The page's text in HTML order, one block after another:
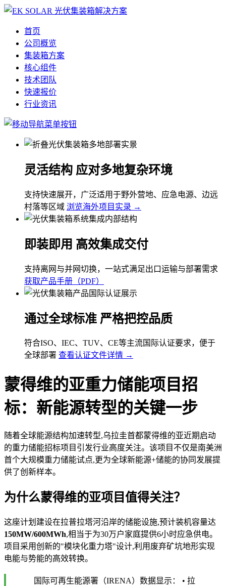
首页
公司概览
集装箱方案
核心组件
技术团队
快速报价
行业资讯
灵活结构 应对多地复杂环境
支持快速展开，广泛适用于野外营地、应急电源、边远
村落等区域 浏览海外项目实录 →
即装即用 高效集成交付
支持离网与并网切换，一站式满足出口运输与部署需求
获取产品手册（PDF）
通过全球标准 严格把控品质
符合ISO、IEC、TUV、CE等主流国际认证要求，便于
全球部署 查看认证文件详情 →
蒙得维的亚重力储能项目招
标：新能源转型的关键一步
随着全球能源结构加速转型,乌拉圭首都蒙得维的亚近期启动
的重力储能招标项目引发行业高度关注。该项目不仅是南美洲
首个大规模重力储能试点,更为全球新能源+储能的协同发展提
供了创新样本。
为什么蒙得维的亚项目值得关注？
这座计划建设在拉普拉塔河沿岸的储能设施,预计装机容量达
150MW/600MWh,相当于为30万户家庭提供6小时应急供电。
项目采用创新的"模块化重力塔"设计,利用废弃矿坑地形实现
电能与势能的高效转换。
国际可再生能源署（IRENA）数据显示： • 拉